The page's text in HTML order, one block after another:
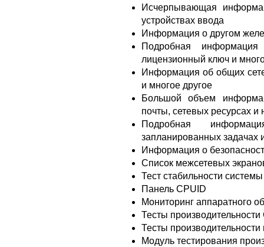
Исчерпывающая
устройствах ввода
Информация о другом
Подробная
лицензионный ключ и
Информация об общих
и многое другое
Большой объем
почты, сетевых ресурсах и
Подробная
запланированных задачах
Информация о
Список межсетевых
Тест стабильности системы
Панель CPUID
Мониторинг аппаратного
Тесты
Тесты производительности
Модуль тестирования